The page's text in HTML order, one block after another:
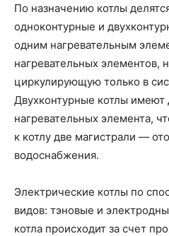
По назначению котлы
одноконтурные и
одним нагревательным
нагревательных элементов,
циркулирующую только в
Двухконтурные котлы имеют
нагревательных элемента,
к котлу две магистрали —
водоснабжения.
Электрические котлы по
видов: тэновые и
котла происходит за счет